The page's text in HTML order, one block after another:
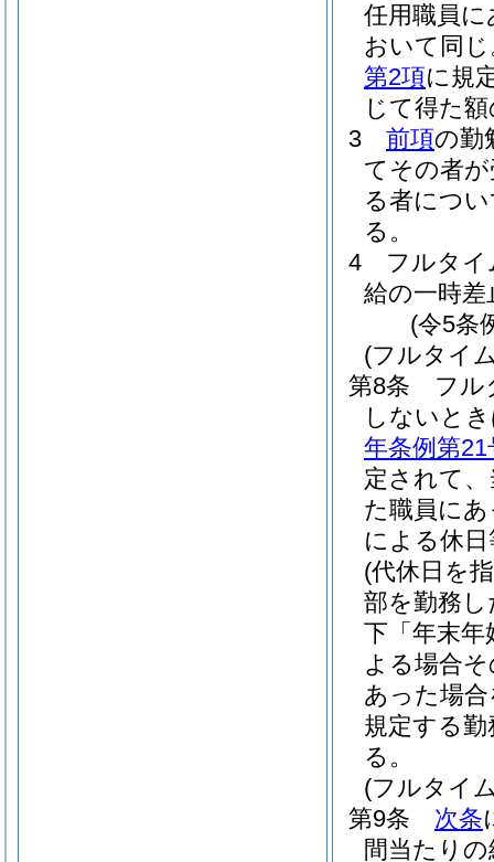
任用職員
おいて同じ
第2項に規
じて得た
3
前項の勤
てその者
る者につ
る。
4
フルタイ
給の一時
(令5条
(フルタイ
第8条
フル
しないと
年条例第21
定されて
た職員に
による休
(代休日を
部を勤務
下「年末年
よる場合
あった場
規定する
る。
(フルタイ
第9条
次条
間当たり